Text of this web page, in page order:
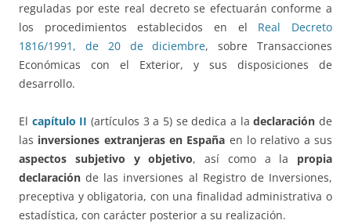
reguladas por este real decreto se efectuarán conforme a
los procedimientos establecidos en el Real Decreto
1816/1991, de 20 de diciembre, sobre Transacciones
Económicas con el Exterior, y sus disposiciones de
desarrollo.
El capítulo II (artículos 3 a 5) se dedica a ladeclaración de
las inversiones extranjeras en España en lo relativo a sus
aspectos subjetivo y objetivo, así como a la propia
declaración de las inversiones al Registro de Inversiones,
preceptiva y obligatoria, con una finalidad administrativa o
estadística, con carácter posterior a su realización.